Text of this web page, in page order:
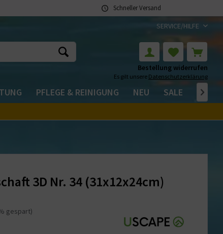
Schneller Versand
SERVICE/HILFE
Bestellung widerrufen
Es gilt unsere Datenschutzerklärung
PFLEGE & REINIGUNG NEU SALE 
3D Nr. 34 (31x12x24cm)
gespart)